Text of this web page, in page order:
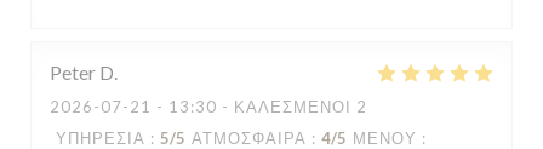
Peter D
2026-07-21 - 13:30 - ΚΑΛΕΣΜΈΝΟΙ 2
ΥΠΗΡΕΣΊΑ : 5/5 ΑΤΜΌΣΦΑΙΡΑ : 4/5 ΜΕΝΟΎ :